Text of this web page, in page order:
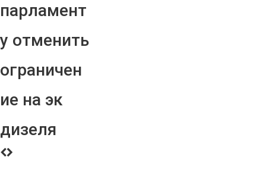
парламент
у отменить
ограничен
ие на эк
дизеля